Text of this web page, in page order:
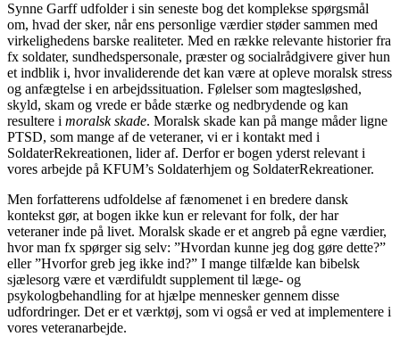
Synne Garff udfolder i sin seneste bog det komplekse spørgsmål
om, hvad der sker, når ens personlige værdier støder sammen med
virkelighedens barske realiteter. Med en række relevante historier fra
fx soldater, sundhedspersonale, præster og socialrådgivere giver hun
et indblik i, hvor invaliderende det kan være at opleve moralsk stress
og anfægtelse i en arbejdssituation. Følelser som magtesløshed,
skyld, skam og vrede er både stærke og nedbrydende og kan
resultere i moralsk skade. Moralsk skade kan på mange måder ligne
PTSD, som mange af de veteraner, vi er i kontakt med i
SoldaterRekreationen, lider af. Derfor er bogen yderst relevant i
vores arbejde på KFUM’s Soldaterhjem og SoldaterRekreationer.
Men forfatterens udfoldelse af fænomenet i en bredere dansk
kontekst gør, at bogen ikke kun er relevant for folk, der har
veteraner inde på livet. Moralsk skade er et angreb på egne værdier,
hvor man fx spørger sig selv: ”Hvordan kunne jeg dog gøre dette?”
eller ”Hvorfor greb jeg ikke ind?” I mange tilfælde kan bibelsk
sjælesorg være et værdifuldt supplement til læge- og
psykologbehandling for at hjælpe mennesker gennem disse
udfordringer. Det er et værktøj, som vi også er ved at implementere i
vores veteranarbejde.